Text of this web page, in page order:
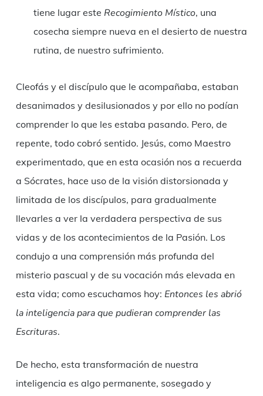
tiene lugar este Recogimiento Místico, una
cosecha siempre nueva en el desierto de nuestra
rutina, de nuestro sufrimiento.
Cleofás y el discípulo que le acompañaba, estaban
desanimados y desilusionados y por ello no podían
comprender lo que les estaba pasando. Pero, de
repente, todo cobró sentido. Jesús, como Maestro
experimentado, que en esta ocasión nos a recuerda
a Sócrates, hace uso de la visión distorsionada y
limitada de los discípulos, para gradualmente
llevarles a ver la verdadera perspectiva de sus
vidas y de los acontecimientos de la Pasión. Los
condujo a una comprensión más profunda del
misterio pascual y de su vocación más elevada en
esta vida; como escuchamos hoy: Entonces les abrió
la inteligencia para que pudieran comprender las
Escrituras.
De hecho, esta transformación de nuestra
inteligencia es algo permanente, sosegado y